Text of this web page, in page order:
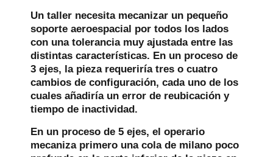
Un taller necesita mecanizar un pequeño
soporte aeroespacial por todos los lados
con una tolerancia muy ajustada entre las
distintas características. En un proceso de
3 ejes, la pieza requeriría tres o cuatro
cambios de configuración, cada uno de los
cuales añadiría un error de reubicación y
tiempo de inactividad.
En un proceso de 5 ejes, el operario
mecaniza primero una cola de milano poco